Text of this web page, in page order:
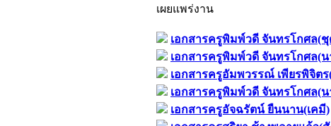
เผยแพร่งาน
เอกสารครูพิมพ์วดี จันทรโกศล(
เอกสารครูพิมพ์วดี จันทรโกศล(
เอกสารครูอัมพวรรณ์ เพียรพิจิต
เอกสารครูพิมพ์วดี จันทรโกศล(
เอกสารครูอัจฉรัตน์ ยืนนาน(เคมี)